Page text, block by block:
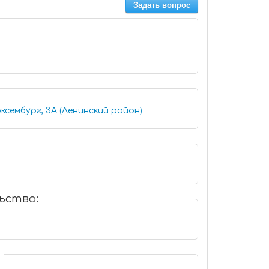
Задать вопрос
3А (Ленинский район)